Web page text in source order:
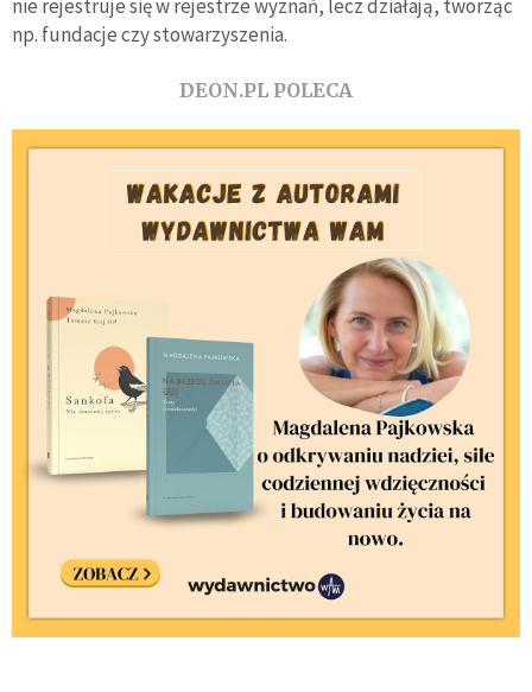
nie rejestruje się w rejestrze wyznań, lecz działają, tworząc
np. fundacje czy stowarzyszenia.
DEON.PL POLECA